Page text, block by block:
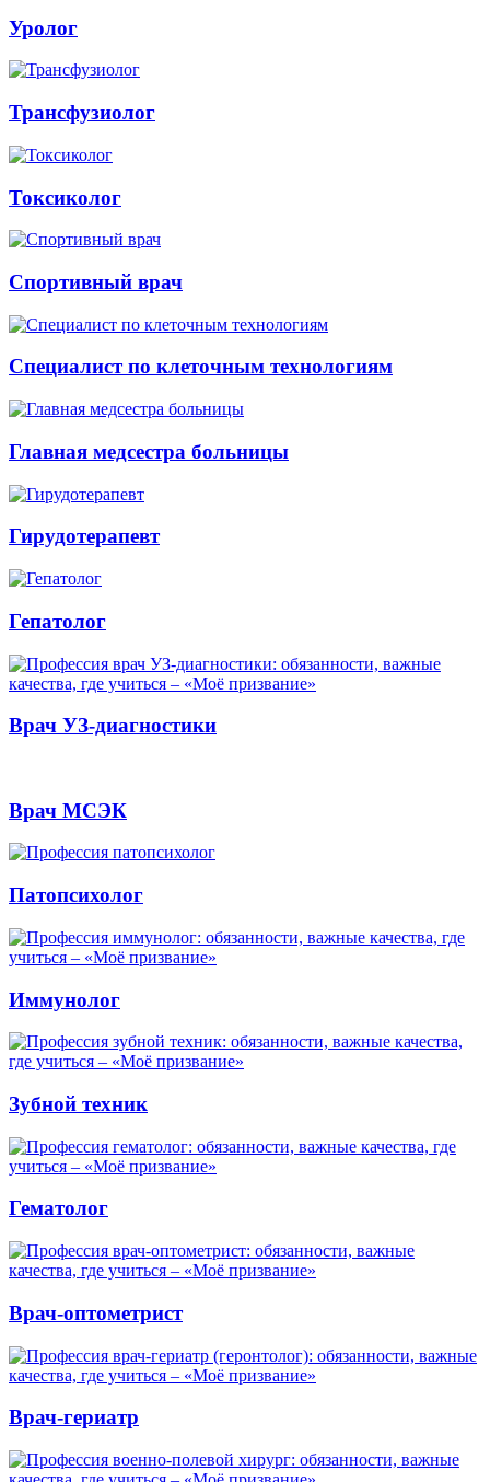
Уролог
Трансфузиолог
Токсиколог
Спортивный врач
Специалист по клеточным технологиям
Главная медсестра больницы
Гирудотерапевт
Гепатолог
Врач УЗ-диагностики
Врач МСЭК
Патопсихолог
Иммунолог
Зубной техник
Гематолог
Врач-оптометрист
Врач-гериатр